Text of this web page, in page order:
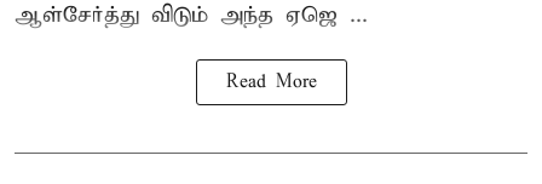
ஆள்சேர்த்து விடும் அந்த ஏஜெ ...
Read More